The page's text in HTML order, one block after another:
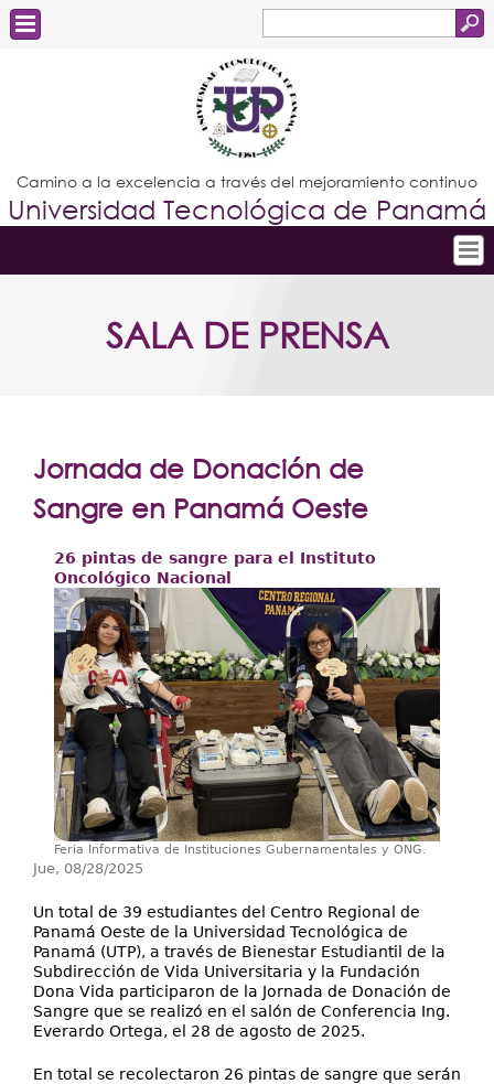
de
búsqueda
Estudiantes
Docentes
Administrativos
Graduados
Camino a la excelencia a través del mejoramiento continuo
Universidad Tecnológica de Panamá
Conoce la UTP
Postgrados
Extensión
Centros Regionales
Servicios
Internacional
Transparencia
SALA DE PRENSA
Jornada de Donación de
Sangre en Panamá Oeste
26 pintas de sangre para el Instituto
Oncológico Nacional
Feria Informativa de Instituciones Gubernamentales y ONG.
Jue, 08/28/2025
Un total de 39 estudiantes del Centro Regional de
Panamá Oeste de la Universidad Tecnológica de
Panamá (UTP), a través de Bienestar Estudiantil de la
Subdirección de Vida Universitaria y la Fundación
Dona Vida participaron de la Jornada de Donación de
Sangre que se realizó en el salón de Conferencia Ing.
Everardo Ortega, el 28 de agosto de 2025.
En total se recolectaron 26 pintas de sangre que serán